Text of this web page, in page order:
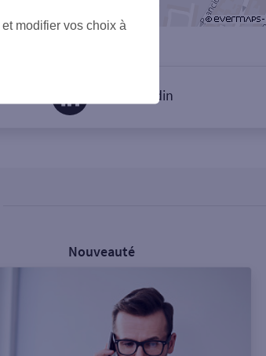
sur Linkedin
Nouveauté
modifier vos choix à